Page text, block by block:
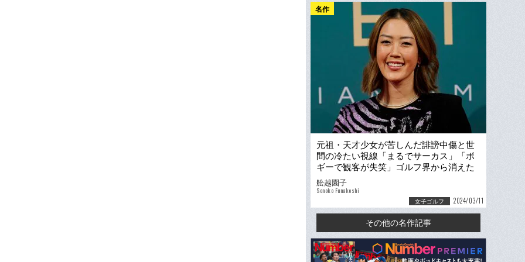
名作
元祖・天才少女が苦しんだ誹謗中傷と世
間の冷たい視線「まるでサーカス」「ボ
ギーで観客が失笑」ゴルフ界から消えた
ミッシェル・ウィーの今
舩越園子
Sonoko Funakoshi
女子ゴルフ 2024/03/11
その他の名作記事